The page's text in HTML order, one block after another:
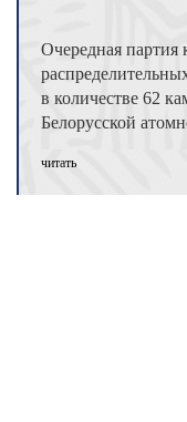
Очередная партия
в количестве 62
Белорусской
читать